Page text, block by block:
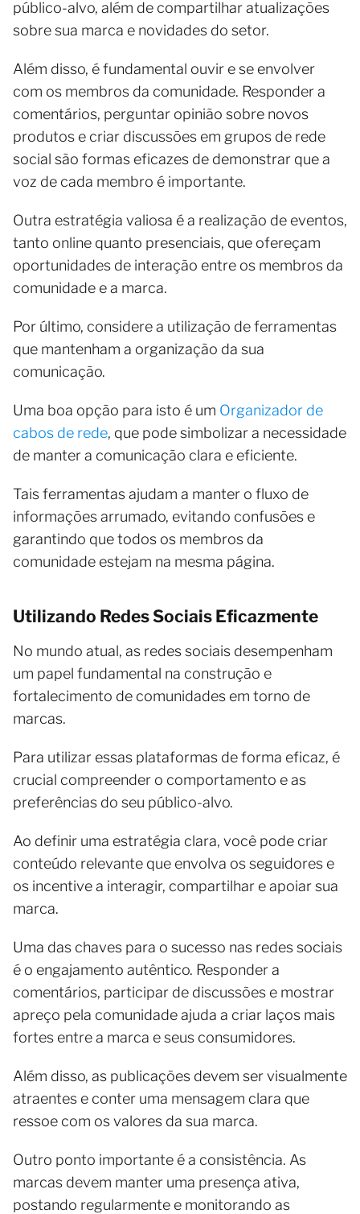
público-alvo, além de compartilhar atualizações
sobre sua marca e novidades do setor.
Além disso, é fundamental ouvir e se envolver
com os membros da comunidade. Responder a
comentários, perguntar opinião sobre novos
produtos e criar discussões em grupos de rede
social são formas eficazes de demonstrar que a
voz de cada membro é importante.
Outra estratégia valiosa é a realização de eventos,
tanto online quanto presenciais, que ofereçam
oportunidades de interação entre os membros da
comunidade e a marca.
Por último, considere a utilização de ferramentas
que mantenham a organização da sua
comunicação.
Uma boa opção para isto é um Organizador de
cabos de rede, que pode simbolizar a necessidade
de manter a comunicação clara e eficiente.
Tais ferramentas ajudam a manter o fluxo de
informações arrumado, evitando confusões e
garantindo que todos os membros da
comunidade estejam na mesma página.
Utilizando Redes Sociais Eficazmente
No mundo atual, as redes sociais desempenham
um papel fundamental na construção e
fortalecimento de comunidades em torno de
marcas.
Para utilizar essas plataformas de forma eficaz, é
crucial compreender o comportamento e as
preferências do seu público-alvo.
Ao definir uma estratégia clara, você pode criar
conteúdo relevante que envolva os seguidores e
os incentive a interagir, compartilhar e apoiar sua
marca.
Uma das chaves para o sucesso nas redes sociais
é o engajamento autêntico. Responder a
comentários, participar de discussões e mostrar
apreço pela comunidade ajuda a criar laços mais
fortes entre a marca e seus consumidores.
Além disso, as publicações devem ser visualmente
atraentes e conter uma mensagem clara que
ressoe com os valores da sua marca.
Outro ponto importante é a consistência. As
marcas devem manter uma presença ativa,
postando regularmente e monitorando as